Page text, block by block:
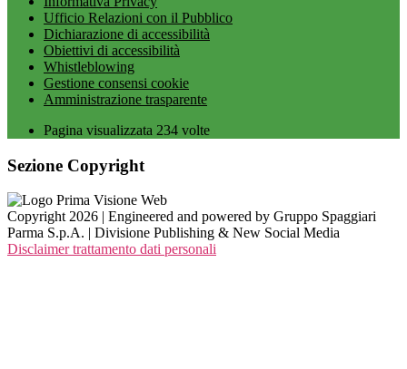
Ufficio Relazioni con il Pubblico
Dichiarazione di accessibilità
Obiettivi di accessibilità
Whistleblowing
Gestione consensi cookie
Amministrazione trasparente
Pagina visualizzata 234 volte
Sezione Copyright
Copyright 2026 | Engineered and powered by Gruppo Spaggiari
Parma S.p.A. | Divisione Publishing & New Social Media
Disclaimer trattamento dati personali